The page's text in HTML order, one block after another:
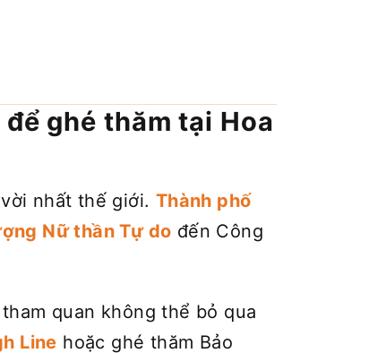
ghé thăm tại Hoa
nhất thế giới. Thành phố
Nữ thần Tự do đến Công
quan không thể bỏ qua
Line hoặc ghé thăm Bảo